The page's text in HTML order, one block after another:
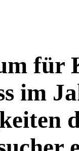
für
im